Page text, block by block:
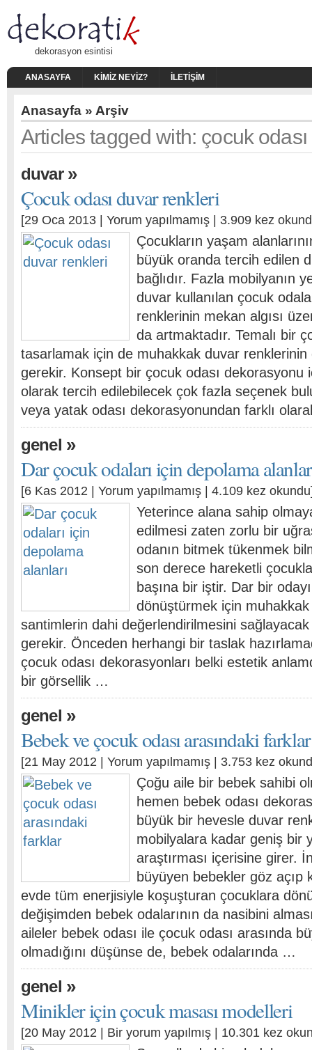
dekorasyon esintisi
ANASAYFA KIMIZ NEYIZ? İLETIŞIM
Anasayfa » Arşiv
Articles tagged with: çocuk odası
duvar»
Çocuk odası duvar renkleri
[29 Oca 2013 | Yorum yapılmamış | 3.909 kez
Çocukların yaşam
büyük oranda tercih edilen
bağlıdır. Fazla mobilyanın
duvar kullanılan çocuk
renklerinin mekan algısı
da artmaktadır. Temalı bir
tasarlamak için de muhakkak duvar renklerinin
gerekir. Konsept bir çocuk odası dekorasyonu
olarak tercih edilebilecek çok fazla seçenek
veya yatak odası dekorasyonundan farklı
genel »
Dar çocuk odaları için depolama
[6 Kas 2012 | Yorum yapılmamış | 4.109 kez
Yeterince alana sahip
edilmesi zaten zorlu bir
odanın bitmek tükenmek
son derece hareketli
başına bir iştir. Dar bir
dönüştürmek için
santimlerin dahi değerlendirilmesini
gerekir. Önceden herhangi bir taslak
çocuk odası dekorasyonları belki estetik
bir görsellik …
genel »
Bebek ve çocuk odası arasındaki farklar
[21 May 2012 | Yorum yapılmamış | 3.753 kez
Çoğu aile bir bebek sahibi
hemen bebek odası
büyük bir hevesle duvar
mobilyalara kadar geniş bir
araştırması içerisine girer.
büyüyen bebekler göz açıp
evde tüm enerjisiyle koşuşturan çocuklara
değişimden bebek odalarının da nasibini
aileler bebek odası ile çocuk odası arasında
olmadığını düşünse de, bebek odalarında …
genel »
Minikler için çocuk masası modelleri
[20 May 2012 | Bir yorum yapılmış | 10.301 kez